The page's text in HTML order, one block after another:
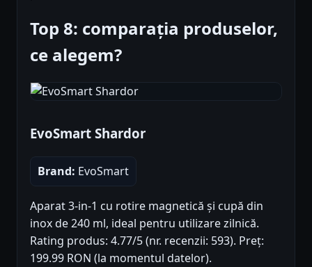
Top 8: comparația produselor,
ce alegem?
EvoSmart Shardor
Brand: EvoSmart
Aparat 3-in-1 cu rotire magnetică și cupă din
inox de 240 ml, ideal pentru utilizare zilnică.
Rating produs: 4.77/5 (nr. recenzii: 593). Preț:
199.99 RON (la momentul datelor).